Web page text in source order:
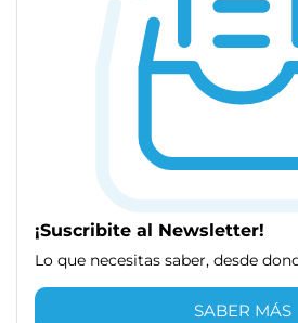
¡Suscribite al Newsletter!
Lo que necesitas saber, desde
SABER MÁS